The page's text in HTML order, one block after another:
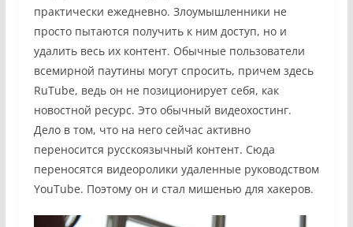
практически ежедневно. Злоумышленники не
просто пытаются получить к ним доступ, но и
удалить весь их контент. Обычные пользователи
всемирной паутины могут спросить, причем здесь
RuTube, ведь он не позиционирует себя, как
новостной ресурс. Это обычный видеохостинг.
Дело в том, что на него сейчас активно
переносится русскоязычный контент. Сюда
переносятся видеоролики удаленные руководством
YouTube. Поэтому он и стал мишенью для хакеров.